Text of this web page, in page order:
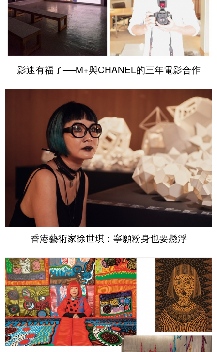
影迷有福了──M+與CHANEL的三年電影合作
香港藝術家徐世琪：寧願粉身也要懸浮